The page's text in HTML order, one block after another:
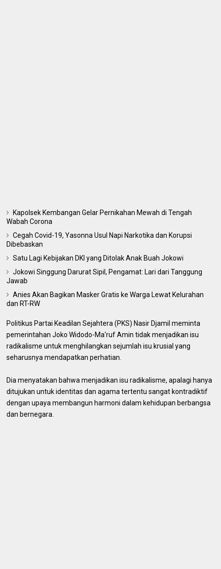
Kapolsek Kembangan Gelar Pernikahan Mewah di Tengah
Wabah Corona
Cegah Covid-19, Yasonna Usul Napi Narkotika dan Korupsi
Dibebaskan
Satu Lagi Kebijakan DKI yang Ditolak Anak Buah Jokowi
Jokowi Singgung Darurat Sipil, Pengamat: Lari dari Tanggung
Jawab
Anies Akan Bagikan Masker Gratis ke Warga Lewat Kelurahan
dan RT-RW
Politikus Partai Keadilan Sejahtera (PKS) Nasir Djamil meminta
pemerintahan Joko Widodo-Ma'ruf Amin tidak menjadikan isu
radikalisme untuk menghilangkan sejumlah isu krusial yang
seharusnya mendapatkan perhatian.
Dia menyatakan bahwa menjadikan isu radikalisme, apalagi hanya
ditujukan untuk identitas dan agama tertentu sangat kontradiktif
dengan upaya membangun harmoni dalam kehidupan berbangsa
dan bernegara.